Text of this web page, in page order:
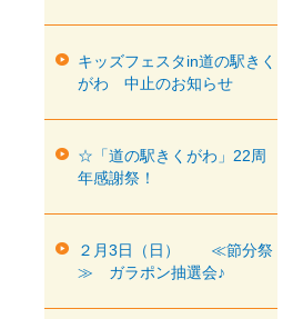
キッズフェスタin道の駅きく
がわ 中止のお知らせ
☆「道の駅きくがわ」22周
年感謝祭！
２月3日（日） ≪節分祭
≫ ガラポン抽選会♪